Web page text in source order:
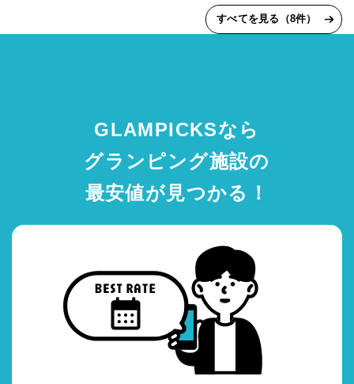
すべてを見る（8件）
GLAMPICKSなら
グランピング施設の
最安値が見つかる！